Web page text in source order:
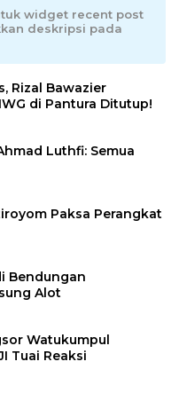
widget recent post
deskripsi pada
Rizal Bawazier
di Pantura Ditutup!
Luthfi: Semua
Paksa Perangkat
Bendungan
Alot
Watukumpul
Tuai Reaksi